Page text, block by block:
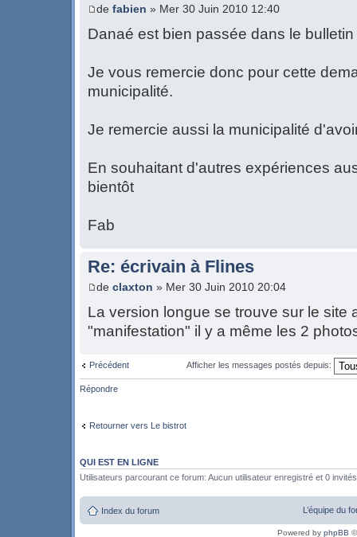
de fabien » Mer 30 Juin 2010 12:40
Danaé est bien passée dans le
Je vous remercie donc pour cette
municipalité.
Je remercie aussi la municipalité
En souhaitant d'autres expériences
bientôt
Fab
Re: écrivain à Flines
de claxton » Mer 30 Juin 2010 20:04
La version longue se trouve sur le site
"manifestation" il y a même les 2
Précédent Afficher les messages postés depuis:
Répondre
Retourner vers Le bistrot
QUI EST EN LIGNE
Utilisateurs parcourant ce forum: Aucun utilisateur enregistré et 0 invités
Index du forum L’équipe du
Powered by phpBB